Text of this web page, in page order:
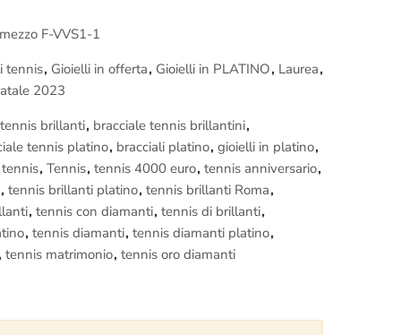
non ti piace.
inclusa.
prenota una visita nel nostro
laboratorio orafo di
di questo Bracciale Tennis di Platino con
i Maestri orafi a lavoro.
F-VVS1-1
tennis, Gioielli in offerta, Gioielli in PLATINO, Laurea,
2023
brillanti, bracciale tennis brillantini,
tennis platino, bracciali platino, gioielli in platino,
, Tennis, tennis 4000 euro, tennis anniversario,
, tennis brillanti platino, tennis brillanti Roma,
, tennis con diamanti, tennis di brillanti,
, tennis diamanti, tennis diamanti platino,
, tennis matrimonio, tennis oro diamanti